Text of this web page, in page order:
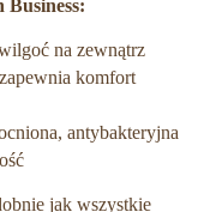
Business:
na zewnątrz
komfort
antybakteryjna
jak wszystkie